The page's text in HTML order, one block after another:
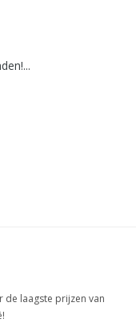
laagste prijzen van